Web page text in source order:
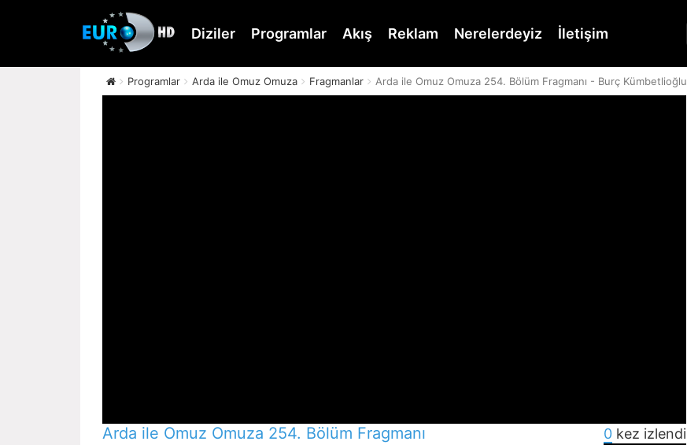
Diziler Programlar Akış Reklam Nerelerdeyiz İletişim
Programlar Arda ile Omuz Omuza Fragmanlar Arda ile Omuz Omuza 254. Bölüm Fragmanı - Burç Kümbetlioğlu
Arda ile Omuz Omuza 254. Bölüm Fragmanı
0kez izlendi